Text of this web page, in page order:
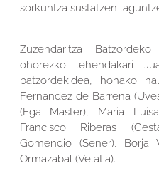
sorkuntza sustatzen
Zuzendaritza
ohorezko lehendakari
batzordekidea, honako
Fernandez de Barrena
(Ega Master), Maria
Francisco Riberas
Gomendio (Sener), Borja
Ormazabal (Velatia).